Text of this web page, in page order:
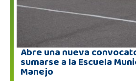
Abre una nueva
sumarse a la Escuela
Manejo